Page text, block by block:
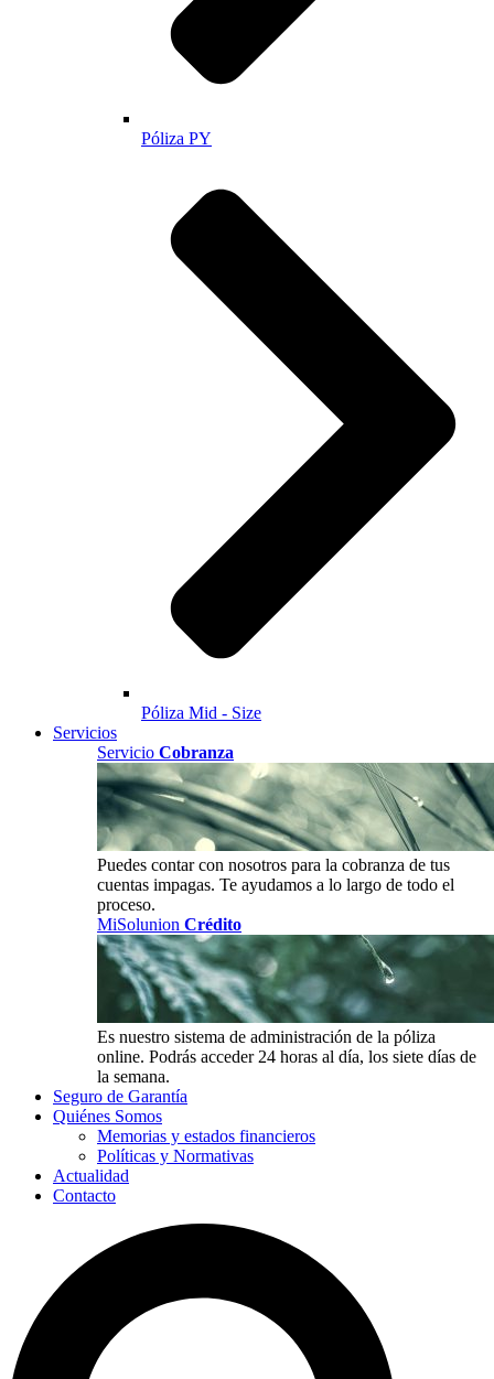
Póliza PY
Póliza Mid - Size
Servicios
Servicio Cobranza
Puedes contar con nosotros para la cobranza de tus
cuentas impagas. Te ayudamos a lo largo de todo el
proceso.
MiSolunion Crédito
Es nuestro sistema de administración de la póliza
online. Podrás acceder 24 horas al día, los siete días de
la semana.
Seguro de Garantía
Quiénes Somos
Memorias y estados financieros
Políticas y Normativas
Actualidad
Contacto